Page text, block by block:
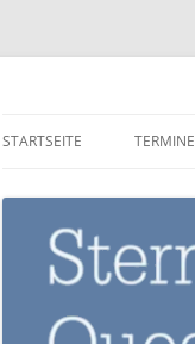
Zum
STARTSEITE TERMINE